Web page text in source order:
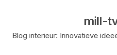
content
mill-
Blog interieur: Innovatieve